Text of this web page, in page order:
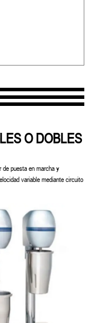
O DOBLES
de puesta en marcha y
variable mediante circuito